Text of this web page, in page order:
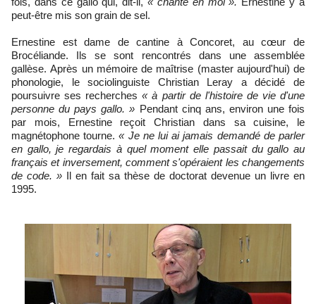
peut-être mis son grain de sel.
Ernestine est dame de cantine à Concoret, au cœur de
Brocéliande. Ils se sont rencontrés dans une assemblée
gallèse.Après un mémoire de maîtrise (master aujourd'hui) de
phonologie, le sociolinguiste Christian Leray a décidé de
poursuivre ses recherches« à partir de l'histoire de vie d'une
personne du pays gallo. » Pendant cinq ans, environ une fois
par mois, Ernestine reçoit Christian dans sa cuisine, le
magnétophone tourne.« Je ne lui ai jamais demandé de parler
en gallo, je regardais à quel moment elle passait du gallo au
français et inversement, comment s'opéraient les changements
de code. » Il en fait sa thèse de doctorat devenue un livre en
1995.